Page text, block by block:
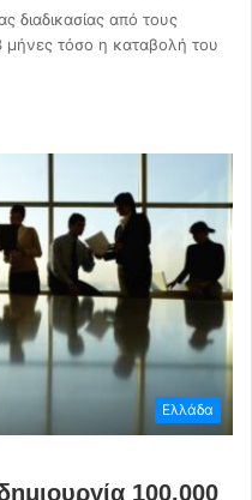
διαδικασίας από τους
μήνες τόσο η καταβολή του
Ελλάδα
100.000